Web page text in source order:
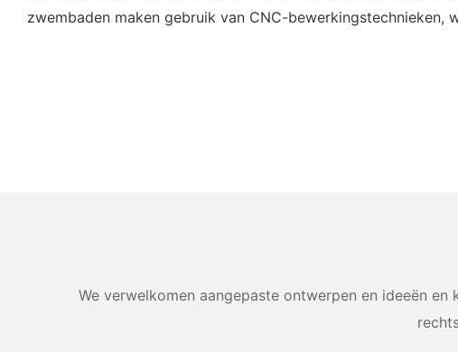
zwembaden maken gebruik van CNC-bewerkingstechnieken,
We verwelkomen aangepaste ontwerpen en ideeën